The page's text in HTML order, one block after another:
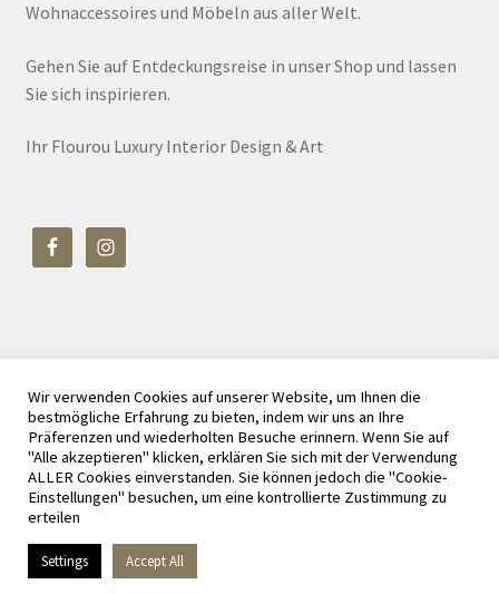
Wohnaccessoires und Möbeln aus aller Welt.
Gehen Sie auf Entdeckungsreise in unser Shop und lassen
Sie sich inspirieren.
Ihr Flourou Luxury Interior Design & Art
© Flourou Luxury Interior Design & Art 2026
Datenschutz
Erstellt mit WooCommerce.
Wir verwenden Cookies auf unserer Website, um Ihnen die
bestmögliche Erfahrung zu bieten, indem wir uns an Ihre
Präferenzen und wiederholten Besuche erinnern. Wenn Sie auf
"Alle akzeptieren" klicken, erklären Sie sich mit der Verwendung
ALLER Cookies einverstanden. Sie können jedoch die "Cookie-
Einstellungen" besuchen, um eine kontrollierte Zustimmung zu
erteilen
Settings Accept All